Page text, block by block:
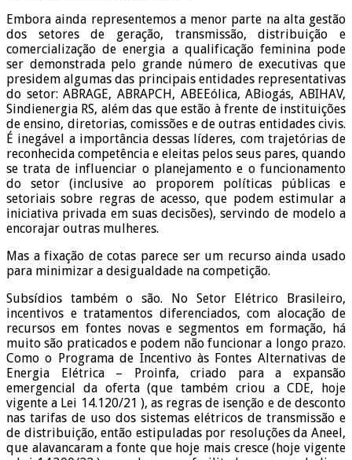
Embora ainda representemos a menor parte na alta gestão
dos setores de geração, transmissão, distribuição e
comercialização de energia a qualificação feminina pode
ser demonstrada pelo grande número de executivas que
presidem algumas das principais entidades representativas
do setor: ABRAGE, ABRAPCH, ABEEólica, ABiogás, ABIHAV,
Sindienergia RS, além das que estão à frente de instituições
de ensino, diretorias, comissões e de outras entidades civis.
É inegável a importância dessas líderes, com trajetórias de
reconhecida competência e eleitas pelos seus pares, quando
se trata de influenciar o planejamento e o funcionamento
do setor (inclusive ao proporem políticas públicas e
setoriais sobre regras de acesso, que podem estimular a
iniciativa privada em suas decisões), servindo de modelo a
encorajar outras mulheres.
Mas a fixação de cotas parece ser um recurso ainda usado
para minimizar a desigualdade na competição.
Subsídios também o são. No Setor Elétrico Brasileiro,
incentivos e tratamentos diferenciados, com alocação de
recursos em fontes novas e segmentos em formação, há
muito são praticados e podem não funcionar a longo prazo.
Como o Programa de Incentivo às Fontes Alternativas de
Energia Elétrica – Proinfa, criado para a expansão
emergencial da oferta (que também criou a CDE, hoje
vigente a Lei 14.120/21 ), as regras de isenção e de desconto
nas tarifas de uso dos sistemas elétricos de transmissão e
de distribuição, então estipuladas por resoluções da Aneel,
que alavancaram a fonte que hoje mais cresce (hoje vigente